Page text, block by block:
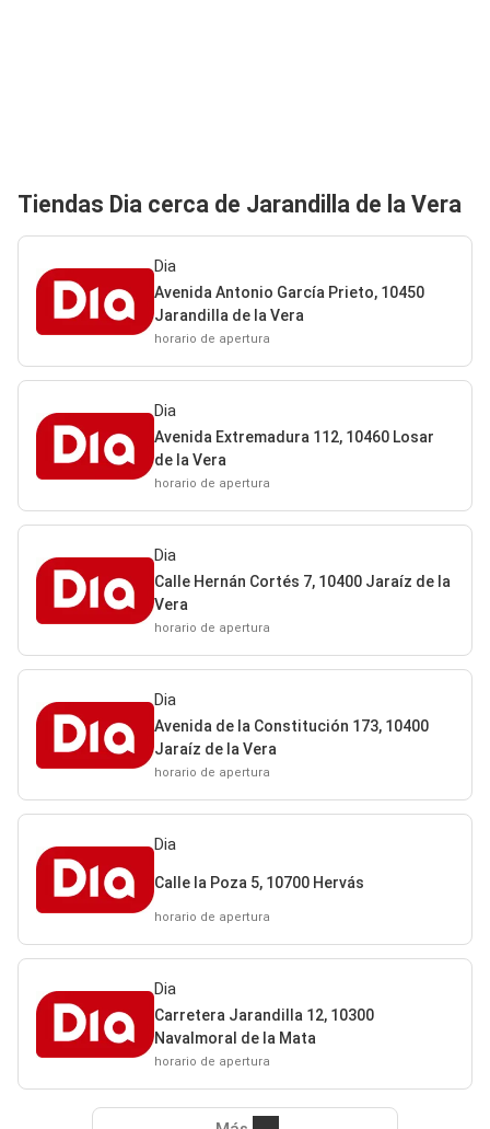
Tiendas Dia cerca de Jarandilla de la Vera
Dia
Avenida Antonio García Prieto, 10450
Jarandilla de la Vera
horario de apertura
Dia
Avenida Extremadura 112, 10460 Losar
de la Vera
horario de apertura
Dia
Calle Hernán Cortés 7, 10400 Jaraíz de la
Vera
horario de apertura
Dia
Avenida de la Constitución 173, 10400
Jaraíz de la Vera
horario de apertura
Dia
Calle la Poza 5, 10700 Hervás
horario de apertura
Dia
Carretera Jarandilla 12, 10300
Navalmoral de la Mata
horario de apertura